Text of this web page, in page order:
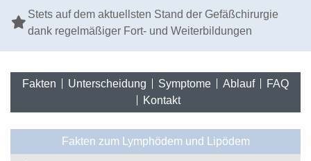
Stets auf dem aktuellsten Stand der Gefäßchirurgie
dank regelmäßiger Fort- und Weiterbildungen
Fakten Unterscheidung Symptome Ablauf
FAQ
Kontakt
Fakten zum Lymphödem und Lipödem